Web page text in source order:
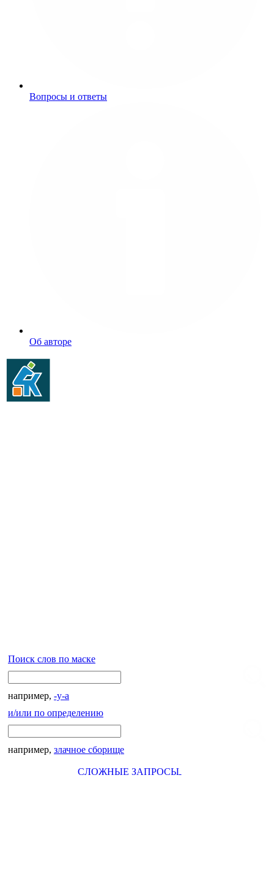
Вопросы и ответы
Об авторе
Поиск слов по маске
например, -у-а
и/или по определению
например, злачное сборище
СЛОЖНЫЕ ЗАПРОСЫ